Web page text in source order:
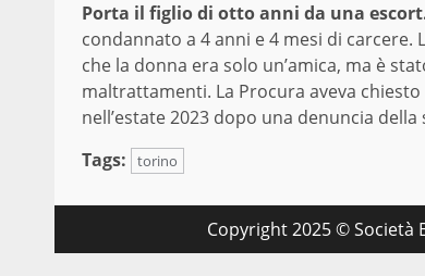
Porta il figlio di otto anni da una
condannato a 4 anni e 4 mesi di
che la donna era solo un’amica, ma è
maltrattamenti. La Procura aveva
nell’estate 2023 dopo una denuncia
Tags:
torino
Copyright 2025 © Società